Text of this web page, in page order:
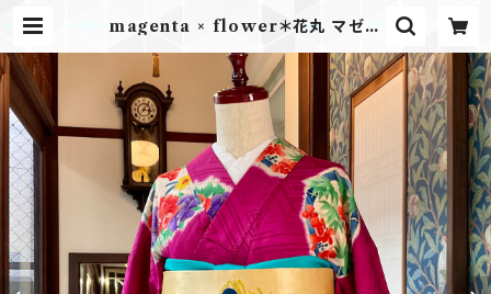
magenta × flower＊花丸 マゼン
葡萄 花 袴 卒業式 アンティーク小紋
着物 A943 | kimono tento